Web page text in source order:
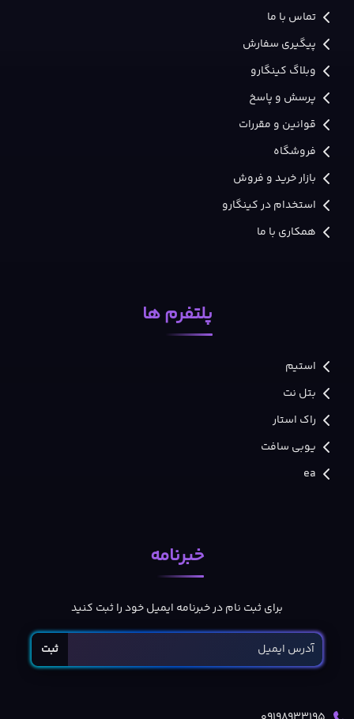
تماس با ما
پیگیری سفارش
وبلاگ کینگارو
پرسش و پاسخ
قوانین و مقررات
فروشگاه
بازار خرید و فروش
استخدام در کینگارو
همکاری با ما
پلتفرم ها
استیم
بتل نت
راک استار
یوبی سافت
ea
خبرنامه
برای ثبت نام در خبرنامه ایمیل خود را ثبت کنید
ثبت